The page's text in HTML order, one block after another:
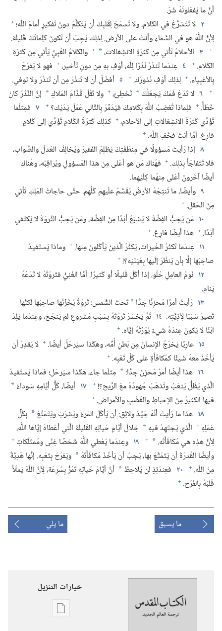
أنَّ ما يَفعَلونَهُ شَرّ.‏
٢ لا تَتَسَرَّعْ في الكَلام،‏ ولا تَسمَحْ لِقَلبِكَ أن يَتَكَلَّمَ دونَ تَفكيرٍ أمامَ اللّٰه؛‏ +
لِأنَّ اللّٰهَ هو في السَّماءِ وأنتَ على الأرض.‏ لِذلِك يَجِبُ أن تَكونَ كَلِماتُكَ قَليلَة.‏
+ ٣ الأحلامُ تَأتي مِن كَثرَةِ الانشِغالات،‏*
+ والكَلامُ الغَبِيُّ يَأتي مِن كَثرَةِ
الكَلام.‏ + ٤ عِندَما تَنذُرُ نَذْرًا لِلّٰه،‏ أوْفِ بهِ مِن دونِ تَأخير،‏ + فهو لا يَفرَحُ
بِالأغبِياء.‏ + لِذلِك أوْفِ نُذورَك.‏ + ٥ أفضَلُ أن لا تَنذُرَ مِن أن تَنذُرَ ولا توفي.‏
+ ٦ لا تَدَعْ فَمَكَ يَجعَلُكَ * تُخطِئ،‏ + ولا تَقُلْ قُدَّامَ المَلاكِ* إنَّ النَّذْرَ كانَ
خَطَأً.‏ + فلِماذا تُغضِبُ اللّٰهَ بِكَلامِكَ فيُدَمِّرَ بِالتَّالي عَمَلَ يَدَيْك؟‏ + ٧ فمِثلَما
تُؤَدِّي كَثرَةُ الانشِغالاتِ إلى الأحلام،‏ + كذلِك كَثرَةُ الكَلامِ تُؤَدِّي إلى كَلامٍ
فارِغ.‏ أمَّا أنتَ فخَفِ اللّٰه.‏ +
٨ إذا رَأيتَ مَسؤولًا في مِنطَقَتِكَ يَظلِمُ الفَقيرَ ويُخالِفُ العَدلَ والصَّواب،‏
فلا تَتَفاجَأْ بِذلِك.‏ + فهُناك مَن هو أعْلى مِن هذا المَسؤولِ ويُراقِبُه،‏ وهُناك
أيضًا آخَرونَ أعْلى مِنهُما كِلَيْهِما.‏
٩ وأيضًا،‏ ما تُنتِجُهُ الأرضُ يُقَسَّمُ علَيهِم كُلِّهِم.‏ حتَّى حاجاتُ المَلِكِ تَأتي
مِنَ الحَقل.‏ +
١٠ مَن يُحِبُّ الفِضَّةَ لا يَشبَعُ أبَدًا مِنَ الفِضَّة،‏ ومَن يُحِبُّ الثَّروَةَ لا يَكتَفي
أبَدًا.‏ + هذا أيضًا فارِغ.‏ +
١١ عِندَما تَكثُرُ الخَيرات،‏ يَكثُرُ الَّذينَ يَأكُلونَ مِنها.‏ + وماذا يَستَفيدُ
صاحِبُها إلَّا بِأن يَنظُرَ إلَيها بِعَيْنَيْه؟‏!‏ +
١٢ نَومُ العامِلِ حُلْو،‏ إذا أكَلَ قَليلًا أو كَثيرًا.‏ أمَّا الغَنِيُّ فثَروَتُهُ لا تَدَعُهُ
يَنام.‏
١٣ رَأيتُ أمرًا مُحزِنًا جِدًّا *تَحتَ الشَّمس:‏ ثَروَةً يُخَزِّنُها صاحِبُها لكنَّها
تَصيرُ سَبَبًا لِأذِيَّتِه.‏ ١٤ ثُمَّ يَخسَرُ ثَروَتَهُ بِسَبَبِ مَشروعٍ لم يَنجَح،‏ وعِندَما يَلِدُ
ابْنًا لا يَكونُ عِندَهُ شَيءٌ يُوَرِّثُهُ إيَّاه.‏ +
١٥ عارِيًا يَخرُجُ الإنسانُ مِن بَطنِ أُمِّه،‏ وهكَذا سيَرحَلُ أيضًا.‏ + لا يَقدِرُ أن
يَأخُذَ معهُ شَيئًا كمُكافَأَةٍ على كُلِّ تَعَبِه.‏ +
١٦ هذا أيضًا أمرٌ مُحزِنٌ جِدًّا:‏ * مِثلَما جاء،‏ هكَذا سيَرحَل؛‏ فماذا يَستَفيدُ
الَّذي يَظَلُّ يَتعَبُ وتَذهَبُ جُهودُهُ معَ الرِّيح؟‏!‏ + ١٧ أيضًا،‏ كُلُّ أيَّامِهِ سَوداءُ *
فيها الكَثيرُ مِنَ الإحباطِ والغَضَبِ والأمراض.‏ +
١٨ هذا ما رَأيتُ أنَّهُ جَيِّدٌ ولائِق:‏ أن يَأكُلَ المَرءُ ويَشرَبَ ويَتَمَتَّعَ * بِكُلِّ
عَمَلِهِ + الَّذي يَجتَهِدُ فيهِ * خِلالَ أيَّامِ حَياتِهِ القَليلَة الَّتي أعْطاهُ إيَّاها اللّٰه،‏
لِأنَّ هذِه هي مُكافَأَتُه.‏ *
+ ١٩ وعِندَما يُعْطي اللّٰهُ شَخصًا غِنًى ومُمتَلَكاتٍ +
وأيضًا القُدرَةَ أن يَتَمَتَّعَ بها،‏ يَجِبُ أن يَأخُذَ مُكافَأَتَهُ * ويَفرَحَ بِتَعَبِه.‏ إنَّها هَدِيَّةٌ
مِنَ اللّٰه.‏ + ٢٠ فعِندَئِذٍ لن يُلاحِظَ* أنَّ أيَّامَ حَياتِهِ تَمُرُّ بِسُرعَة،‏ لِأنَّ اللّٰهَ يَملَأُ
قَلبَهُ بِالفَرَح.‏ +
ما يسبق ما يلي
خيارات التنزيل
خيارات